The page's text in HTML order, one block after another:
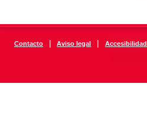
Contacto | Aviso legal | Accesibilidad